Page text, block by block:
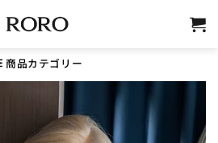
商品カテゴリー